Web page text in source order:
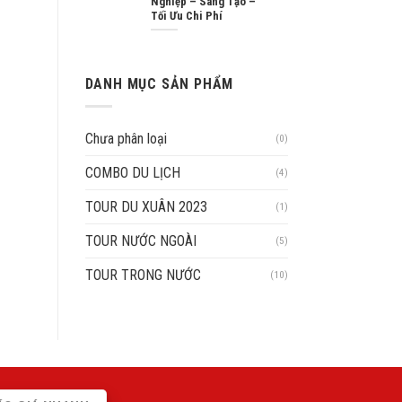
Tối Ưu Chi Phí
DANH MỤC SẢN PHẨM
Chưa phân loại (0)
COMBO DU LỊCH (4)
TOUR DU XUÂN 2023 (1)
TOUR NƯỚC NGOÀI (5)
TOUR TRONG NƯỚC (10)